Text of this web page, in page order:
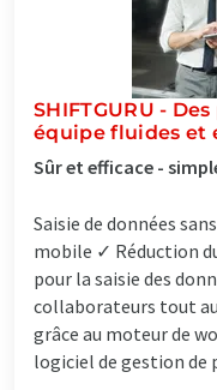
SHIFTGURU -
équipe fluides et
Sûr et efficace -
Saisie de données
mobile ✓ Réduction
pour la saisie des
collaborateurs tout
grâce au moteur de
logiciel de gestion de